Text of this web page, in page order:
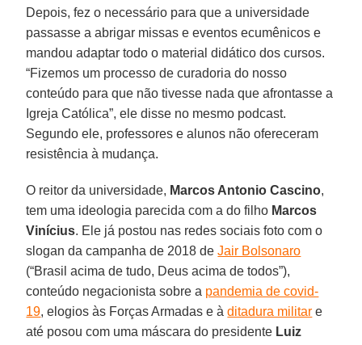
Depois, fez o necessário para que a universidade
passasse a abrigar missas e eventos ecumênicos e
mandou adaptar todo o material didático dos cursos.
“Fizemos um processo de curadoria do nosso
conteúdo para que não tivesse nada que afrontasse a
Igreja Católica”, ele disse no mesmo podcast.
Segundo ele, professores e alunos não ofereceram
resistência à mudança.
O reitor da universidade, Marcos Antonio Cascino,
tem uma ideologia parecida com a do filho Marcos
Vinícius. Ele já postou nas redes sociais foto com o
slogan da campanha de 2018 deJair Bolsonaro
(“Brasil acima de tudo, Deus acima de todos”),
conteúdo negacionista sobre a pandemia de covid-
19, elogios às Forças Armadas e àditadura militar e
até posou com uma máscara do presidente Luiz